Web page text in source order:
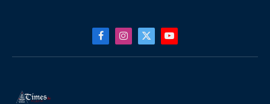
FacebookInstagram
X
(Twitter)
YouTube